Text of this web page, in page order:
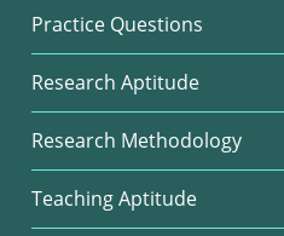
Practice Questions
Research Aptitude
Research Methodology
Teaching Aptitude